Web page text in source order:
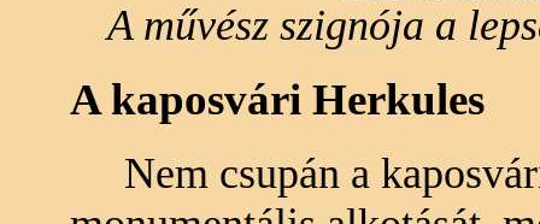
A művész szignója a
A kaposvári Herkules
Nem csupán a